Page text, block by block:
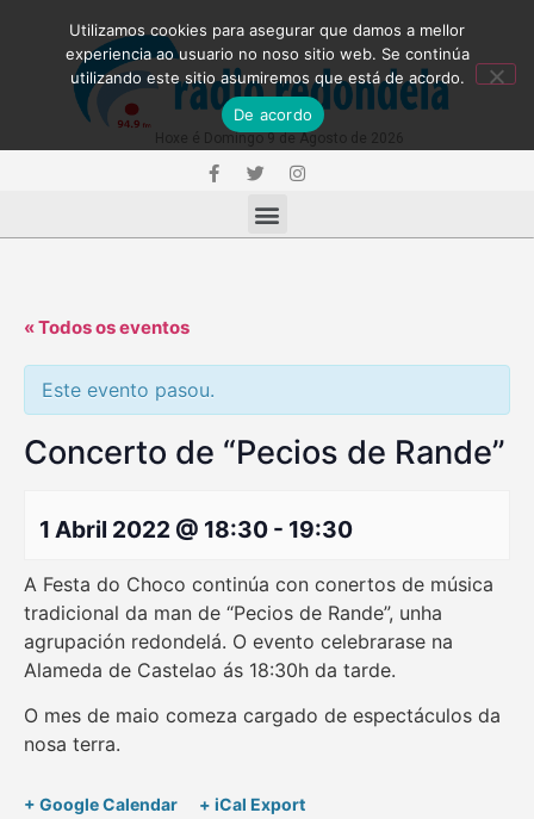
« Todos os eventos
Este evento pasou.
Concerto de “Pecios de Rande”
1 Abril 2022 @ 18:30 - 19:30
A Festa do Choco continúa con conertos de música
tradicional da man de “Pecios de Rande”, unha
agrupación redondelá. O evento celebrarase na
Alameda de Castelao ás 18:30h da tarde.
O mes de maio comeza cargado de espectáculos da
nosa terra.
+ Google Calendar + iCal Export
Utilizamos cookies para asegurar que damos a mellor
experiencia ao usuario no noso sitio web. Se continúa
utilizando este sitio asumiremos que está de acordo.
De acordo